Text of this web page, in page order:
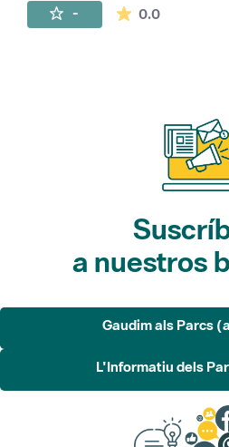
- 0.0La
a nuestros
Gaudim als Parcs
L'Informatiu dels